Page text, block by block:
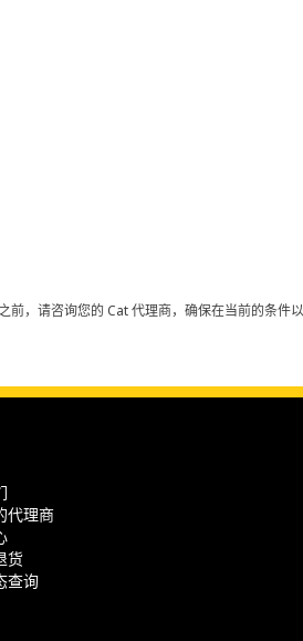
，请咨询您的 Cat 代理商，确保在当前的条件
代理商
货
查询